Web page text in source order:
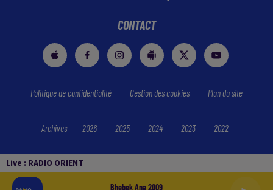
Live : RADIO ORIENT
Bhebek Ana 2009
CONTACT
Politique de confidentialité Gestion des cookies Plan du site
Archives 2026 2025 2024 2023 2022